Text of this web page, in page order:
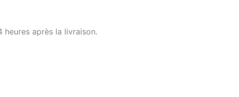
après la livraison.